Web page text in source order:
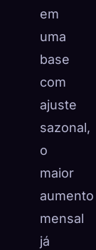
em
uma
base
com
ajuste
sazonal,
o
maior
aumento
mensal
já